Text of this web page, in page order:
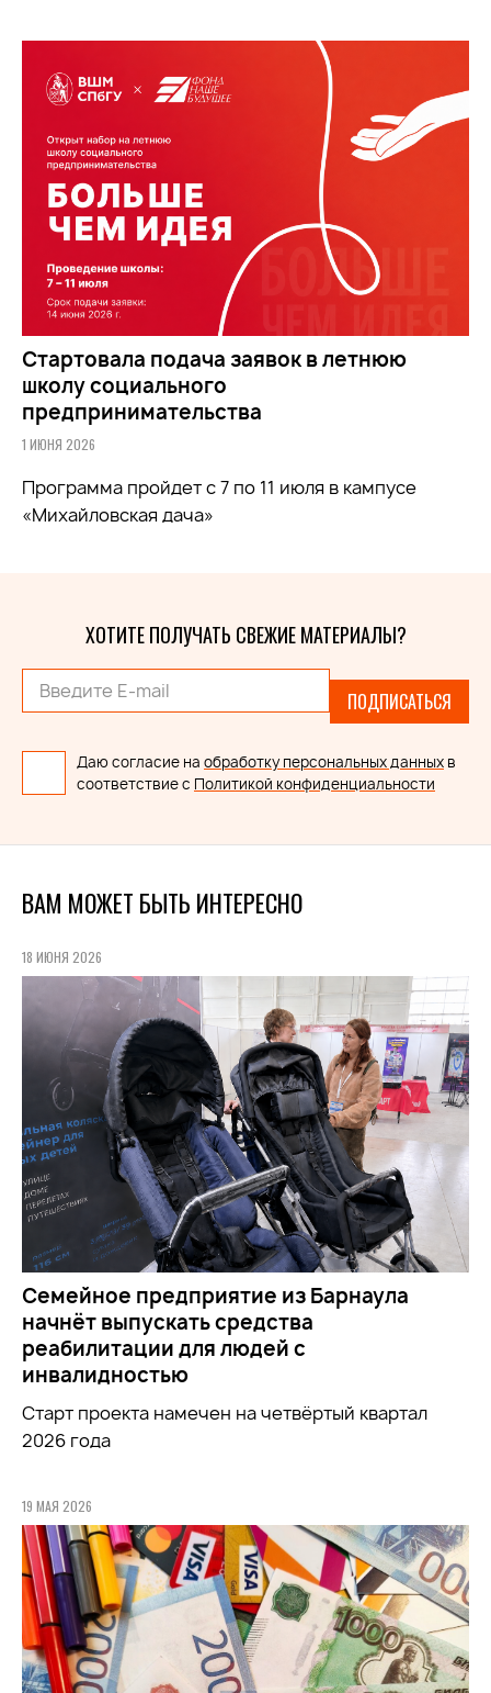
Стартовала подача заявок в летнюю
школу социального
предпринимательства
1 ИЮНЯ 2026
Программа пройдет с 7 по 11 июля в кампусе
«Михайловская дача»
ХОТИТЕ ПОЛУЧАТЬ СВЕЖИЕ МАТЕРИАЛЫ?
ПОДПИСАТЬСЯ
Даю согласие на обработку персональных данных в
соответствие с Политикой конфиденциальности
ВАМ МОЖЕТ БЫТЬ ИНТЕРЕСНО
18 ИЮНЯ 2026
Семейное предприятие из Барнаула
начнёт выпускать средства
реабилитации для людей с
инвалидностью
Старт проекта намечен на четвёртый квартал
2026 года
19 МАЯ 2026